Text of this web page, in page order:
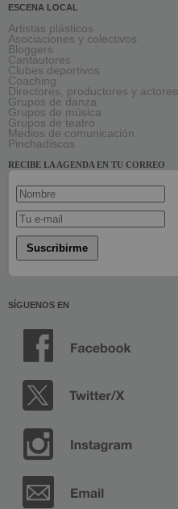
ESCENA LOCAL
Artistas plásticos
Asociaciones y colectivos
Bloggers
Cantautores
Clubes deportivos
Coaching
Directores, productores y actores
Grupos de danza
Grupos de música
Grupos de teatro
Medios de comunicación
Pinchadiscos
RECIBE LA AGENDA EN TU CORREO
Suscribirme
SÍGUENOS EN